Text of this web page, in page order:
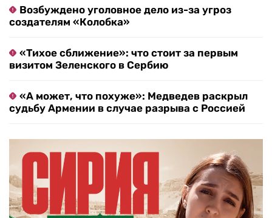
Возбуждено уголовное дело из-за угроз
создателям «Колобка»
«Тихое сближение»: что стоит за первым
визитом Зеленского в Сербию
«А может, что похуже»: Медведев раскрыл
судьбу Армении в случае разрыва с Россией